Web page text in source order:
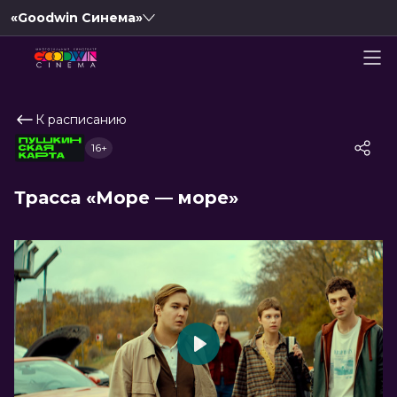
«Goodwin Синема»
К расписанию
Трасса «Море — море»
16+
Play